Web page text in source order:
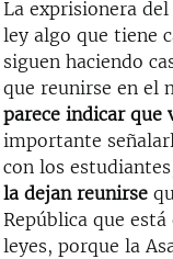
La exprisionera
ley algo que tiene
siguen haciendo
que reunirse en el
parece indicar que
importante
con los
la dejan reunirse
República que
leyes, porque la